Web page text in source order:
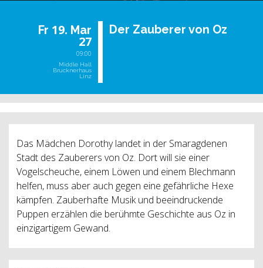
Fr 19. Mar
27
09:00
Middle Hall
Brucknerhaus
Linz
Der Zau­be­rer von Oz
Das Mädchen Dorothy landet in der Smaragdenen
Stadt des Zauberers von Oz. Dort will sie einer
Vogelscheuche, einem Löwen und einem Blechmann
helfen, muss aber auch gegen eine gefährliche Hexe
kämpfen. Zauberhafte Musik und beeindruckende
Puppen erzählen die berühmte Geschichte aus Oz in
einzigartigem Gewand.